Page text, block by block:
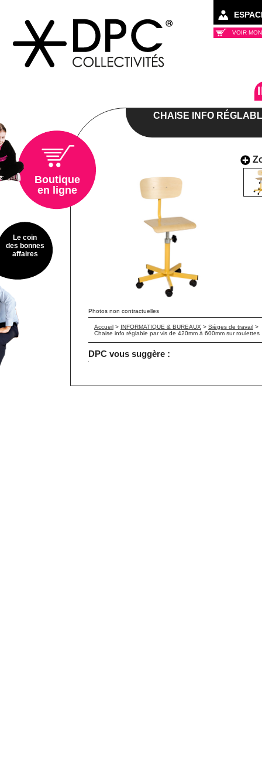
VOIR
CHAISE INFO
Photos non contractuelles
Accueil > INFORMATIQUE & BUREAUX > Sièges de travail >
Chaise info réglable par vis de 420mm à 600mm sur roulettes
DPC vous suggère :
Boutique
en ligne
Le coin
des bonnes
affaires